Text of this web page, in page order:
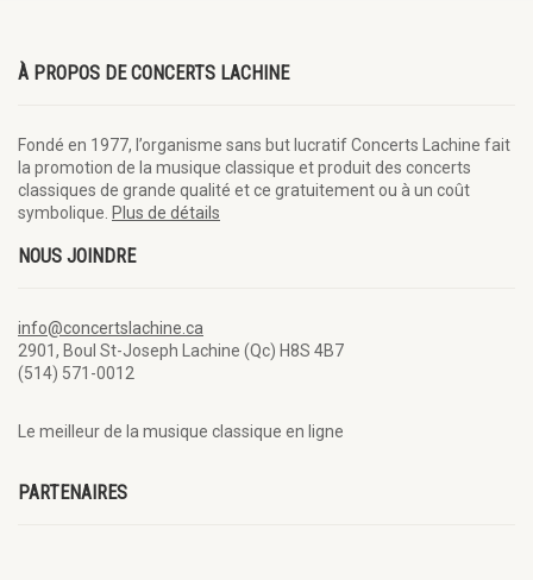
À PROPOS DE CONCERTS LACHINE
Fondé en 1977, l’organisme sans but lucratif Concerts Lachine fait
la promotion de la musique classique et produit des concerts
classiques de grande qualité et ce gratuitement ou à un coût
symbolique. Plus de détails
NOUS JOINDRE
info@concertslachine.ca
2901, Boul St-Joseph Lachine (Qc) H8S 4B7
(514) 571-0012
Le meilleur de la musique classique en ligne
PARTENAIRES